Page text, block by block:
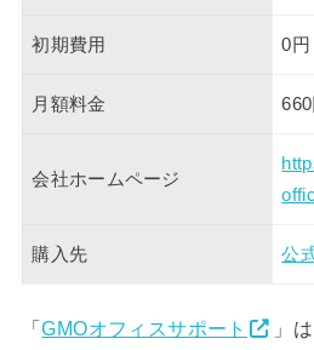
初期費用 0円
月額料金
会社ホームページ
購入先 公
「GMOオフィスサポート
」